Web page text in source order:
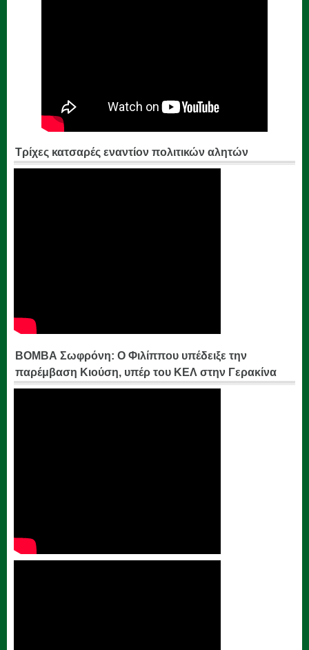
Τρίχες κατσαρές εναντίον πολιτικών αλητών
ΒΟΜΒΑ Σωφρόνη: Ο Φιλίππου υπέδειξε την
παρέμβαση Κιούση, υπέρ του ΚΕΛ στην Γερακίνα